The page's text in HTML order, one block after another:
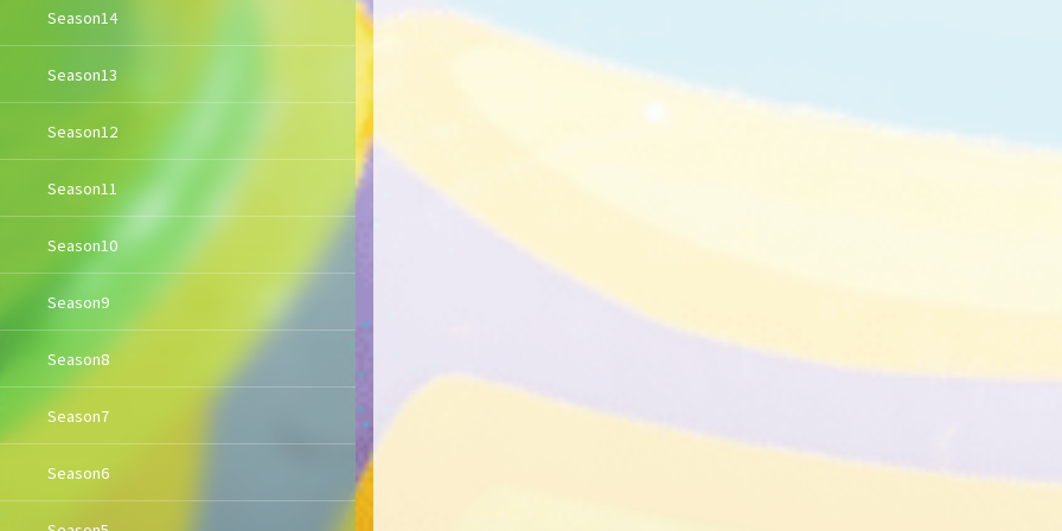
Season14
Season13
Season12
Season11
Season10
Season9
Season8
Season7
Season6